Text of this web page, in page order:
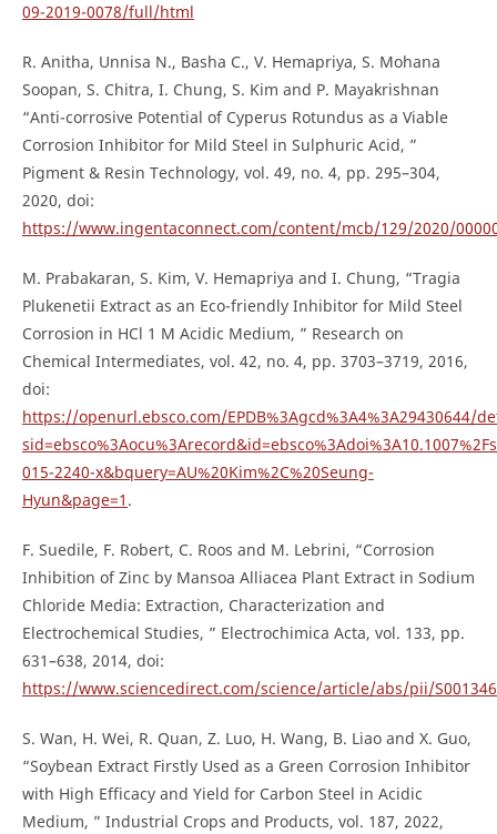
09-2019-0078/full/html
R. Anitha, Unnisa N., Basha C., V. Hemapriya, S. Mohana
Soopan, S. Chitra, I. Chung, S. Kim and P. Mayakrishnan
“Anti-corrosive Potential of Cyperus Rotundus as a Viable
Corrosion Inhibitor for Mild Steel in Sulphuric Acid, ”
Pigment & Resin Technology, vol. 49, no. 4, pp. 295–304,
2020, doi:
https://www.ingentaconnect.com/content/mcb/129/2020/
M. Prabakaran, S. Kim, V. Hemapriya and I. Chung, “Tragia
Plukenetii Extract as an Eco-friendly Inhibitor for Mild Steel
Corrosion in HCl 1 M Acidic Medium, ” Research on
Chemical Intermediates, vol. 42, no. 4, pp. 3703–3719, 2016,
doi:
https://openurl.ebsco.com/EPDB%3Agcd%3A4%3A29430644/
015-2240-x&bquery=AU%20Kim%2C%20Seung-
Hyun&page=1 .
F. Suedile, F. Robert, C. Roos and M. Lebrini, “Corrosion
Inhibition of Zinc by Mansoa Alliacea Plant Extract in Sodium
Chloride Media: Extraction, Characterization and
Electrochemical Studies, ” Electrochimica Acta, vol. 133, pp.
631–638, 2014, doi:
https://www.sciencedirect.com/science/article/abs/pii/
S. Wan, H. Wei, R. Quan, Z. Luo, H. Wang, B. Liao and X. Guo,
“Soybean Extract Firstly Used as a Green Corrosion Inhibitor
with High Efficacy and Yield for Carbon Steel in Acidic
Medium, ” Industrial Crops and Products, vol. 187, 2022,